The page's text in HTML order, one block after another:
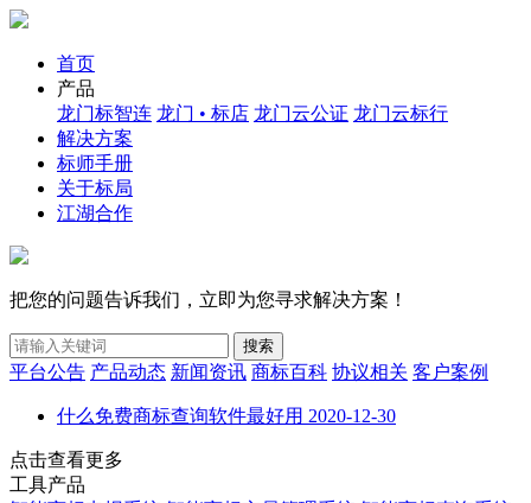
首页
产品
龙门标智连 龙门 • 标店 龙门云公证 龙门云标行
解决方案
标师手册
关于标局
江湖合作
把您的问题告诉我们，立即为您寻求解决方案！
搜索
平台公告 产品动态 新闻资讯 商标百科 协议相关 客户案例
什么免费商标查询软件最好用 2020-12-30
点击查看更多
工具产品